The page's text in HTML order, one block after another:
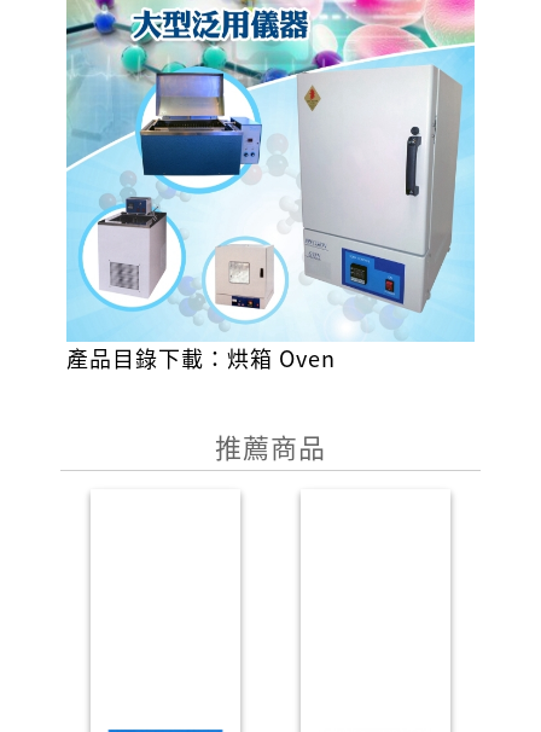
產品目錄下載： 烘箱 Oven
推薦商品